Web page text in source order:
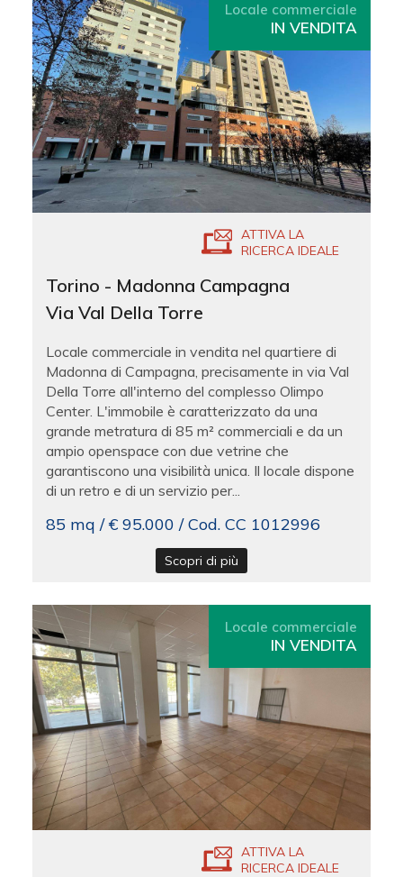
Locale commerciale
IN VENDITA
ATTIVA LA
RICERCA IDEALE
Torino - Madonna Campagna
Via Val Della Torre
Locale commerciale in vendita nel quartiere di
Madonna di Campagna, precisamente in via Val
Della Torre all'interno del complesso Olimpo
Center. L'immobile è caratterizzato da una
grande metratura di 85 m² commerciali e da un
ampio openspace con due vetrine che
garantiscono una visibilità unica. Il locale dispone
di un retro e di un servizio per...
85 mq / € 95.000 / Cod. CC 1012996
Scopri di più
Locale commerciale
IN VENDITA
ATTIVA LA
RICERCA IDEALE